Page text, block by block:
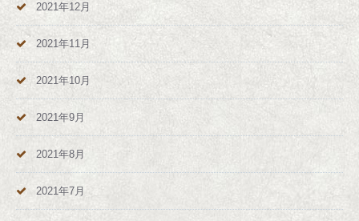
2021年12月
2021年11月
2021年10月
2021年9月
2021年8月
2021年7月